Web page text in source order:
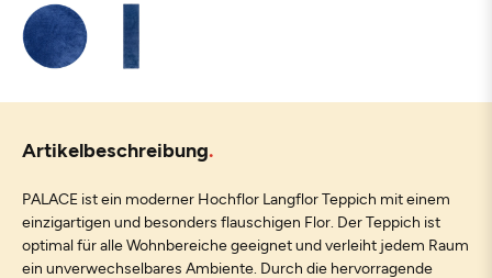
Artikelbeschreibung
PALACE ist ein moderner Hochflor Langflor Teppich mit einem
einzigartigen und besonders flauschigen Flor. Der Teppich ist
optimal für alle Wohnbereiche geeignet und verleiht jedem Raum
ein unverwechselbares Ambiente. Durch die hervorragende